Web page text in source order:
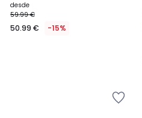
desde
59.99 €
50.99 € -15%